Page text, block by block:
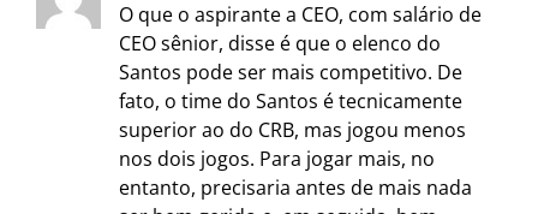
O que o aspirante a CEO, com salário de
CEO sênior, disse é que o elenco do
Santos pode ser mais competitivo. De
fato, o time do Santos é tecnicamente
superior ao do CRB, mas jogou menos
nos dois jogos. Para jogar mais, no
entanto, precisaria antes de mais nada